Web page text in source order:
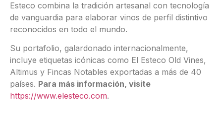
Esteco combina la tradición artesanal con tecnología
de vanguardia para elaborar vinos de perfil distintivo
reconocidos en todo el mundo.
Su portafolio, galardonado internacionalmente,
incluye etiquetas icónicas como El Esteco Old Vines,
Altimus y Fincas Notables exportadas a más de 40
países. Para más información, visite
https://www.elesteco.com.